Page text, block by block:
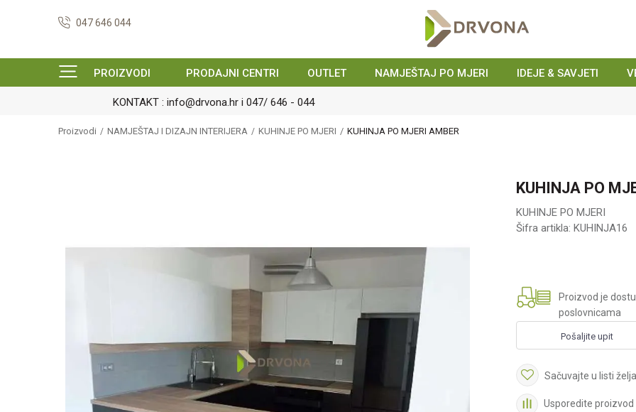
047 646 044
PROIZVODI PRODAJNI CENTRI OUTLET NAMJEŠTAJ PO MJERI IDEJE & SAVJETI
POSJETITE NAŠE POSLOVNICE : Karlovac, Zagreb, Rijeka, Kanfanar i
Proizvodi NAMJEŠTAJ I DIZAJN INTERIJERA KUHINJE PO MJERI KUHINJA PO MJERI AMBER
KUHINJA PO
KUHINJE PO MJERI
Šifra artikla: KUHINJA16
Proizvod je
poslovnicama
Pošaljite upit
Sačuvajte u listi želja
Usporedite proizvod